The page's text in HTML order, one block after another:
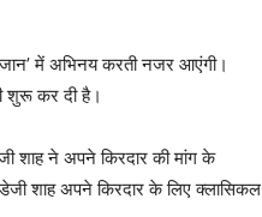
जान’ में अभिनय करती नजर आएंगी।
शुरू कर दी है।
शाह ने अपने किरदार की मांग के
शाह अपने किरदार के लिए क्‍लासिकल